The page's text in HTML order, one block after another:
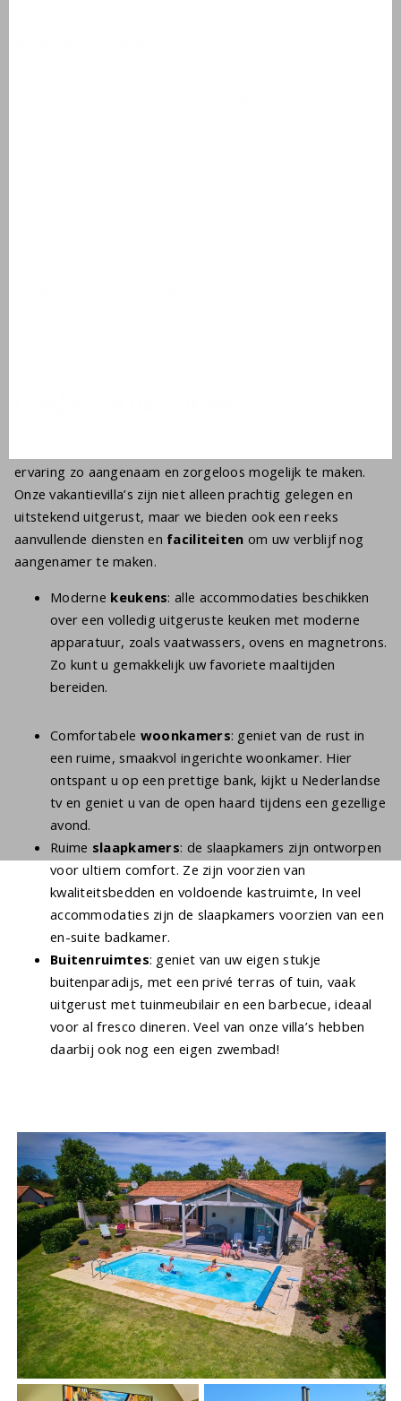
ervaring zo aangenaam en zorgeloos mogelijk te maken.
Onze vakantievilla’s zijn niet alleen prachtig gelegen en
uitstekend uitgerust, maar we bieden ook een reeks
aanvullende diensten en faciliteiten om uw verblijf nog
aangenamer te maken.
Moderne keukens: alle accommodaties beschikken
over een volledig uitgeruste keuken met moderne
apparatuur, zoals vaatwassers, ovens en magnetrons.
Zo kunt u gemakkelijk uw favoriete maaltijden
bereiden.
Comfortabele woonkamers: geniet van de rust in
een ruime, smaakvol ingerichte woonkamer. Hier
ontspant u op een prettige bank, kijkt u Nederlandse
tv en geniet u van de open haard tijdens een gezellige
avond.
Ruime slaapkamers: de slaapkamers zijn ontworpen
voor ultiem comfort. Ze zijn voorzien van
kwaliteitsbedden en voldoende kastruimte, In veel
accommodaties zijn de slaapkamers voorzien van een
en-suite badkamer.
Buitenruimtes: geniet van uw eigen stukje
buitenparadijs, met een privé terras of tuin, vaak
uitgerust met tuinmeubilair en een barbecue, ideaal
voor al fresco dineren. Veel van onze villa’s hebben
daarbij ook nog een eigen zwembad!